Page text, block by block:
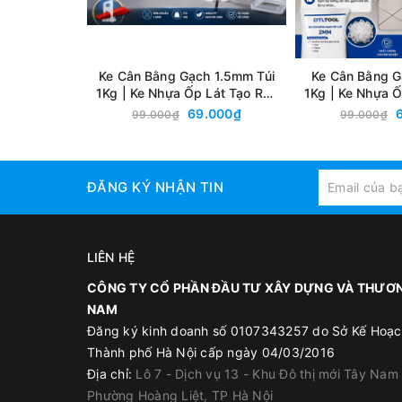
Ke Cân Bằng Gạch 1.5mm Túi
1Kg | Ke Nhựa Ốp Lát Tạo Ron
1.5mm Chuyên Dụng
99.000₫ 69.000₫
Ke Cân Bằng
1Kg | Ke Nhựa
2mm
99.000₫
ĐĂNG KÝ NHẬN TIN
LIÊN HỆ
CÔNG TY CỔ PHẦN ĐẦU TƯ XÂY DỰNG VÀ
NAM
Đăng ký kinh doanh số 0107343257 do Sở Kế
Thành phố Hà Nội cấp ngày 04/03/2016
Địa chỉ: Lô 7 - Dịch vụ 13 - Khu Đô thị mới Tây Nam
Phường Hoàng Liệt, TP Hà Nội